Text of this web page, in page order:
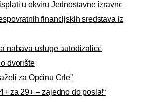
u okviru Jednostavne izravne
financijskih sredstava iz
nabava usluge autodizalice
dvorište
za Općinu Orle”
za 29+ – zajedno do posla!“